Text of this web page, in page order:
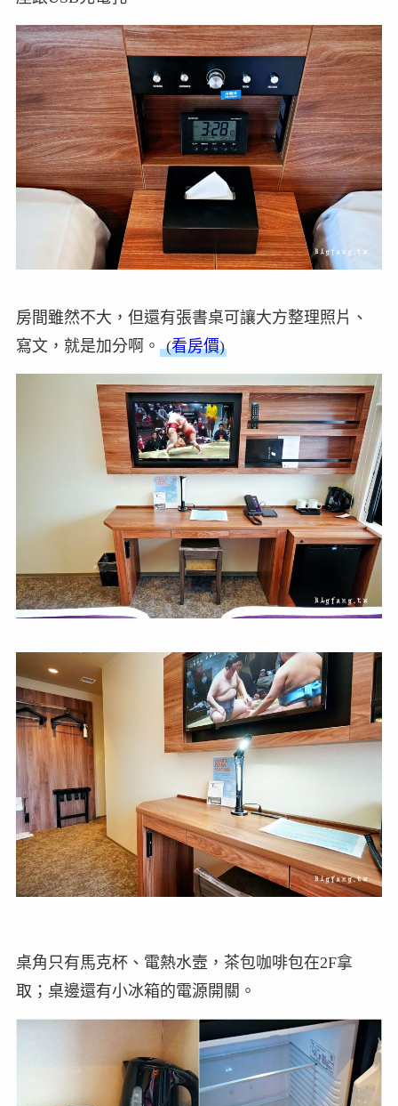
房間雖然不大，但還有張書桌可讓大方整理照片、
寫文，就是加分啊。 (看房價)
桌角只有馬克杯、電熱水壼，茶包咖啡包在2F拿
取；桌邊還有小冰箱的電源開關。